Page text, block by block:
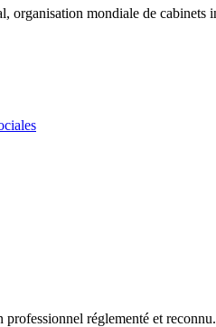
mondiale de cabinets
réglementé et reconnu.